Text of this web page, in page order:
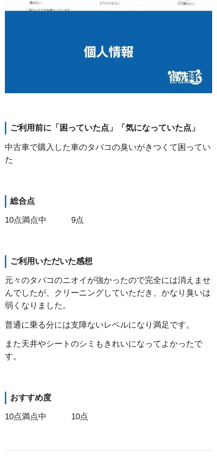
ご利用前に「困っていた点」「気になっていた点」
中古車で購入した車のタバコの臭いがきつくて困ってい
た
総合点
10点満点中 9点
ご利用いただいた感想
元々のタバコのニオイが強かったので完全には消えませ
んでしたが、クリーニングしていただき、かなり臭いは
弱くなりました。
普通に乗る分には支障ないレベルになり満足です。
また天井やシートのシミもきれいになってよかったで
す。
おすすめ度
10点満点中 10点